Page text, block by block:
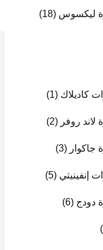
ليكسوس (18)
كاديلاك (1)
لاند روفر (2)
جاكوار (3)
إنفينيتي (5)
دودج (6)